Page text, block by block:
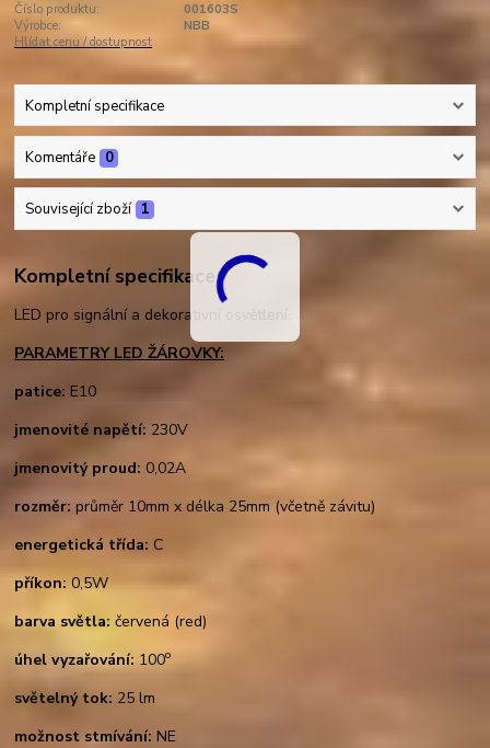
Číslo produktu:
001603S
Výrobce:
NBB
Hlídat cenu / dostupnost
Kompletní specifikace
Komentáře 0
Související zboží 1
Kompletní specifikace
LED pro signální a dekorativní osvětlení.
PARAMETRY LED ŽÁROVKY:
patice: E10
jmenovité napětí: 230V
jmenovitý proud: 0,02A
rozměr: průměr 10mm x délka 25mm (včetně závitu)
energetická třída: C
příkon: 0,5W
barva světla: červená (red)
úhel vyzařování: 100o
světelný tok: 25 lm
možnost stmívání: NE